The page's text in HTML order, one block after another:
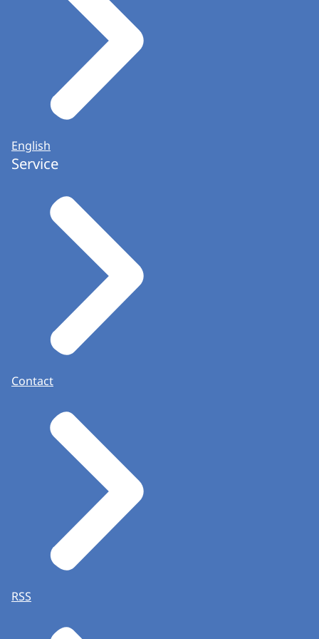
Download
aanwezig zijn bij het tellen van de stemmen.
Wat als eerste gebeurt, is dat de niet
gebruikte stembiljetten de onbruikbaar
gestempelde stembiljetten, de stempassen
de volmachtbewijzen worden ingepakt en
verzegeld en pas daarna wordt de stembus
(Een stapel biljetten stroomt uit een
stembus.)
De stembus wordt geleegd en de
stembiljetten worden per partij
gerangschikt en binnen de partij op
lijsttrekker en op overige kandidaten.
Daarna begint het telproces.
(In een razend tempo sorteren mensen
papieren en leggen ze op tafeltjes.
Beeldtekst: Proces-verbaal.)
wordt het proces-verbaal opgemaakt.
De totalen worden voorgelezen door de
voorzitter van het stembureau.
Wanneer er kiezers zijn die bezwaren
hebben dan moeten die bezwaren in het
proces-verbaal worden opgenomen.
Als dat allemaal klaar is dan ondertekenen
de leden van het stembureau het proces-
verbaal.
English
Service
Contact
RSS